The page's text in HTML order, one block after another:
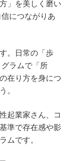
」を美しく磨い
につながりあ
。日常の「歩
ラムで「所
在り方を身につ
。
起業家さん、コ
準で存在感や影
ムです。